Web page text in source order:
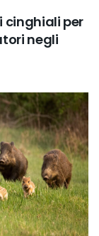
cinghiali per
negli